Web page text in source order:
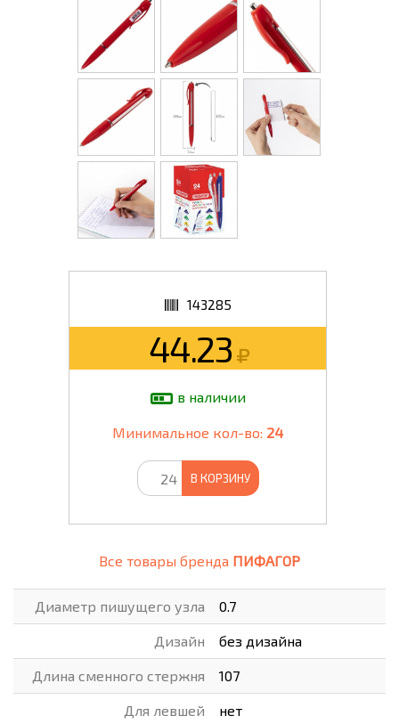
143285
44.23
в наличии
Минимальное кол-во: 24
В КОРЗИНУ
Все товары бренда ПИФАГОР
Диаметр пишущего узла 0.7
Дизайн без дизайна
Длина сменного стержня 107
Для левшей нет